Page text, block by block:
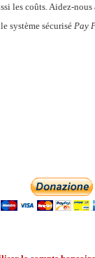
les coûts. Aidez-
système sécurisé Pay